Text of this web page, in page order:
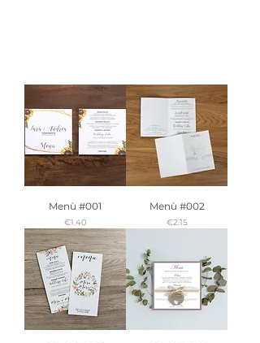
Menù #001
Price
€1.40
Menù #002
Price
€2.15